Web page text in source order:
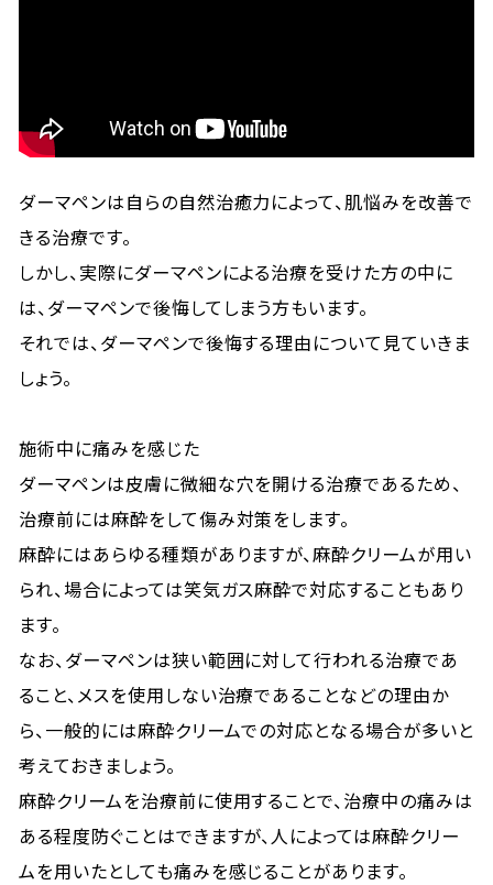
ダーマペンは自らの自然治癒力によって、肌悩みを改善で
きる治療です。
しかし、実際にダーマペンによる治療を受けた方の中に
は、ダーマペンで後悔してしまう方もいます。
それでは、ダーマペンで後悔する理由について見ていきま
しょう。
施術中に痛みを感じた
ダーマペンは皮膚に微細な穴を開ける治療であるため、
治療前には麻酔をして傷み対策をします。
麻酔にはあらゆる種類がありますが、麻酔クリームが用い
られ、場合によっては笑気ガス麻酔で対応することもあり
ます。
なお、ダーマペンは狭い範囲に対して行われる治療であ
ること、メスを使用しない治療であることなどの理由か
ら、一般的には麻酔クリームでの対応となる場合が多いと
考えておきましょう。
麻酔クリームを治療前に使用することで、治療中の痛みは
ある程度防ぐことはできますが、人によっては麻酔クリー
ムを用いたとしても痛みを感じることがあります。